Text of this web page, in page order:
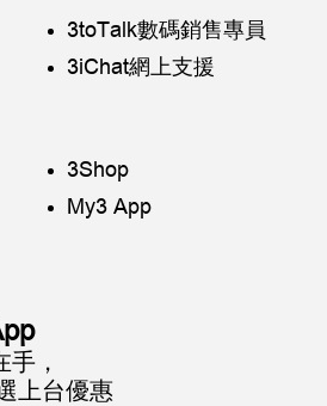
3toTalk數碼銷售專員
3iChat網上支援
3Shop
My3 App
手，
上台優惠